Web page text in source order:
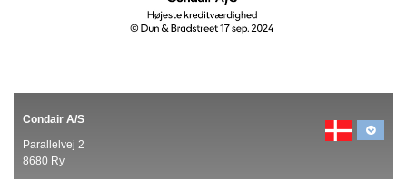
Condair A/S
Parallelvej 2
8680 Ry